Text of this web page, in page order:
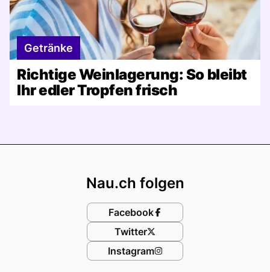
Getränke
Richtige Weinlagerung: So bleibt
Ihr edler Tropfen frisch
Nau.ch folgen
Facebook
Twitter
Instagram